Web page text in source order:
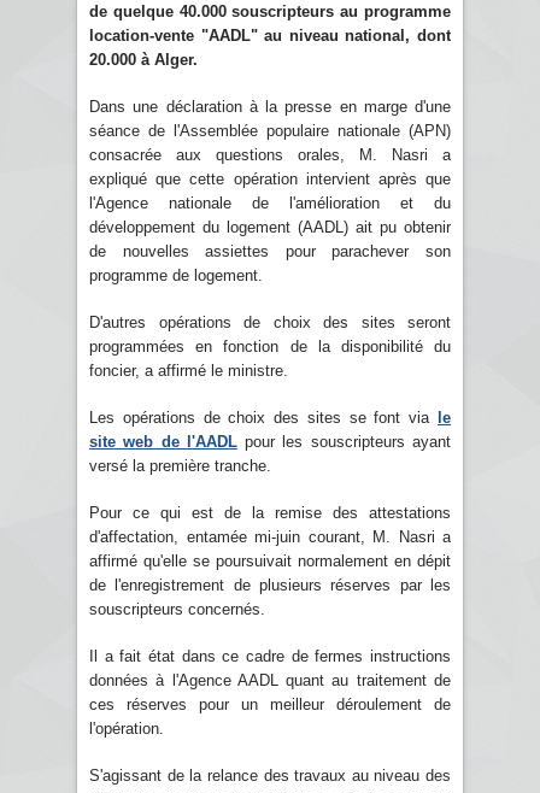
de quelque 40.000 souscripteurs au programme
location-vente "AADL" au niveau national, dont
20.000 à Alger.
Dans une déclaration à la presse en marge d'une
séance de l'Assemblée populaire nationale (APN)
consacrée aux questions orales, M. Nasri a
expliqué que cette opération intervient après que
l'Agence nationale de l'amélioration et du
développement du logement (AADL) ait pu obtenir
de nouvelles assiettes pour parachever son
programme de logement.
D'autres opérations de choix des sites seront
programmées en fonction de la disponibilité du
foncier, a affirmé le ministre.
Les opérations de choix des sites se font via le
site web de l'AADLpour les souscripteurs ayant
versé la première tranche.
Pour ce qui est de la remise des attestations
d'affectation, entamée mi-juin courant, M. Nasri a
affirmé qu'elle se poursuivait normalement en dépit
de l'enregistrement de plusieurs réserves par les
souscripteurs concernés.
Il a fait état dans ce cadre de fermes instructions
données à l'Agence AADL quant au traitement de
ces réserves pour un meilleur déroulement de
l'opération.
S'agissant de la relance des travaux au niveau des